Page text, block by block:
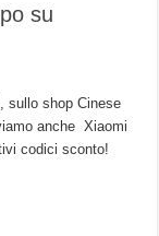
su
sullo shop Cinese
anche Xiaomi
codici sconto!